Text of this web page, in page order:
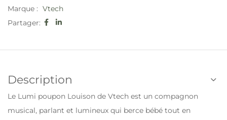
Marque : Vtech
Partager:
Description
Le Lumi poupon Louison de Vtech est un compagnon
musical, parlant et lumineux qui berce bébé tout en